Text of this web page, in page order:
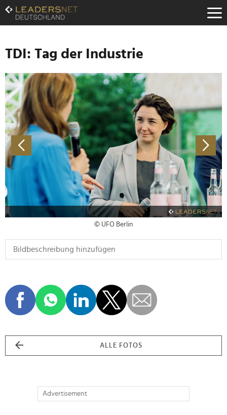
Zum
Inhalt
Zur
Navigation
Zur
Hauptnavigation
TDI: Tag der Industrie
© UFO Berlin
ALLE FOTOS
Advertisement